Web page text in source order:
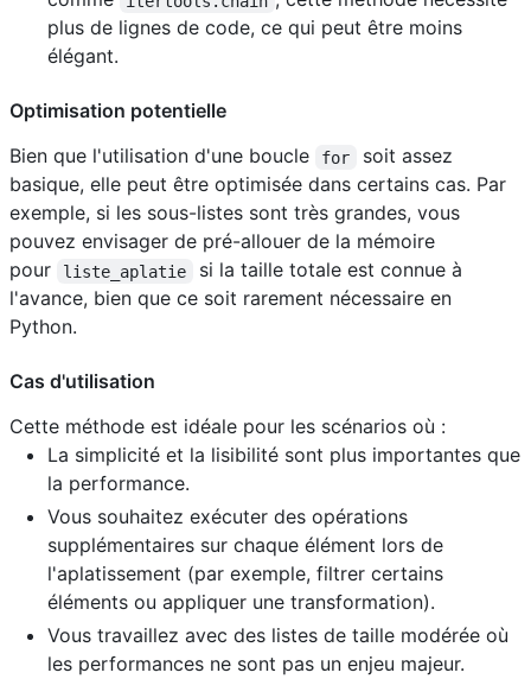
plus de lignes de code, ce qui peut être moins
élégant.
Optimisation potentielle
Bien que l'utilisation d'une boucle
for
soit assez
basique, elle peut être optimisée dans certains cas. Par
exemple, si les sous-listes sont très grandes, vous
pouvez envisager de pré-allouer de la mémoire
pour
liste_aplatie
si la taille totale est connue à
l'avance, bien que ce soit rarement nécessaire en
Python.
Cas d'utilisation
Cette méthode est idéale pour les scénarios où :
La simplicité et la lisibilité sont plus importantes que
la performance.
Vous souhaitez exécuter des opérations
supplémentaires sur chaque élément lors de
l'aplatissement (par exemple, filtrer certains
éléments ou appliquer une transformation).
Vous travaillez avec des listes de taille modérée où
les performances ne sont pas un enjeu majeur.